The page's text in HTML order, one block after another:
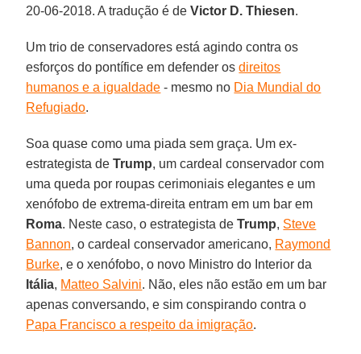
20-06-2018. A tradução é deVictor D. Thiesen.
Um trio de conservadores está agindo contra os
esforços do pontífice em defender osdireitos
humanos e a igualdade - mesmo no Dia Mundial do
Refugiado.
Soa quase como uma piada sem graça. Um ex-
estrategista deTrump, um cardeal conservador com
uma queda por roupas cerimoniais elegantes e um
xenófobo de extrema-direita entram em um bar em
Roma. Neste caso, o estrategista deTrump, Steve
Bannon, o cardeal conservador americano, Raymond
Burke, e o xenófobo, o novo Ministro do Interior da
Itália, Matteo Salvini. Não, eles não estão em um bar
apenas conversando, e sim conspirando contra o
Papa Francisco a respeito da imigração.